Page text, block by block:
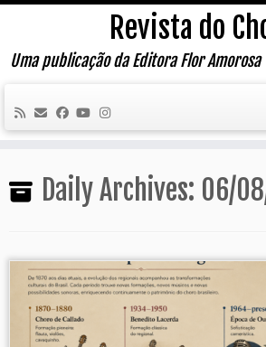
Skip
content
Revista do
Uma publicação da Editora Flor
Daily Archives: 06/